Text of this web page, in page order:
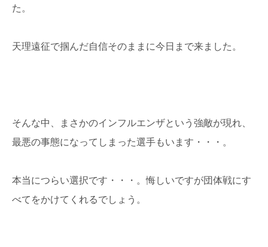
た。
天理遠征で掴んだ自信そのままに今日まで来ました。
そんな中、まさかのインフルエンザという強敵が現れ、
最悪の事態になってしまった選手もいます・・・。
本当につらい選択です・・・。悔しいですが団体戦にす
べてをかけてくれるでしょう。